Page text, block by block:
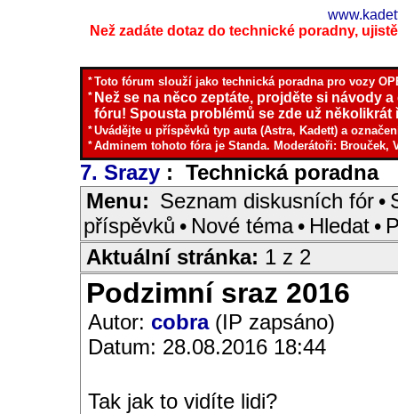
Než zadáte dotaz do technické poradny,
*Toto fórum slouží jako technická poradna pro vozy
* Než se na něco zeptáte, projděte si návody
fóru! Spousta problémů se zde už několikrát
*Uvádějte u příspěvků typ auta (Astra, Kadett) a
*Adminem tohoto fóra je Standa. Moderátoři: Brouček,
7. Srazy : Technická poradna
Menu: Seznam diskusních fór •
příspěvků • Nové téma • Hledat •
Aktuální stránka: 1 z 2
Podzimní sraz 2016
Autor: cobra(IP zapsáno)
Datum: 28.08.2016 18:44
Tak jak to vidíte lidi?